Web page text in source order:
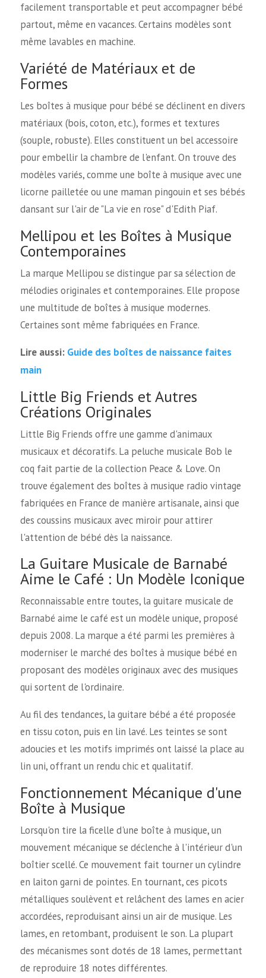
facilement transportable et peut accompagner bébé
partout, même en vacances. Certains modèles sont
même lavables en machine.
Variété de Matériaux et de
Formes
Les boîtes à musique pour bébé se déclinent en divers
matériaux (bois, coton, etc.), formes et textures
(souple, robuste). Elles constituent un bel accessoire
pour embellir la chambre de l'enfant. On trouve des
modèles variés, comme une boîte à musique avec une
licorne pailletée ou une maman pingouin et ses bébés
dansant sur l'air de "La vie en rose" d'Edith Piaf.
Mellipou et les Boîtes à Musique
Contemporaines
La marque Mellipou se distingue par sa sélection de
mélodies originales et contemporaines. Elle propose
une multitude de boîtes à musique modernes.
Certaines sont même fabriquées en France.
Lire aussi: Guide des boîtes de naissance faites
main
Little Big Friends et Autres
Créations Originales
Little Big Friends offre une gamme d'animaux
musicaux et décoratifs. La peluche musicale Bob le
coq fait partie de la collection Peace & Love. On
trouve également des boîtes à musique radio vintage
fabriquées en France de manière artisanale, ainsi que
des coussins musicaux avec miroir pour attirer
l'attention de bébé dès la naissance.
La Guitare Musicale de Barnabé
Aime le Café : Un Modèle Iconique
Reconnaissable entre toutes, la guitare musicale de
Barnabé aime le café est un modèle unique, proposé
depuis 2008. La marque a été parmi les premières à
moderniser le marché des boîtes à musique bébé en
proposant des modèles originaux avec des musiques
qui sortent de l'ordinaire.
Au fil des tendances, la guitare bébé a été proposée
en tissu coton, puis en lin lavé. Les teintes se sont
adoucies et les motifs imprimés ont laissé la place au
lin uni, offrant un rendu chic et qualitatif.
Fonctionnement Mécanique d'une
Boîte à Musique
Lorsqu'on tire la ficelle d'une boîte à musique, un
mouvement mécanique se déclenche à l'intérieur d'un
boîtier scellé. Ce mouvement fait tourner un cylindre
en laiton garni de pointes. En tournant, ces picots
métalliques soulèvent et relâchent des lames en acier
accordées, reproduisant ainsi un air de musique. Les
lames, en retombant, produisent le son. La plupart
des mécanismes sont dotés de 18 lames, permettant
de reproduire 18 notes différentes.